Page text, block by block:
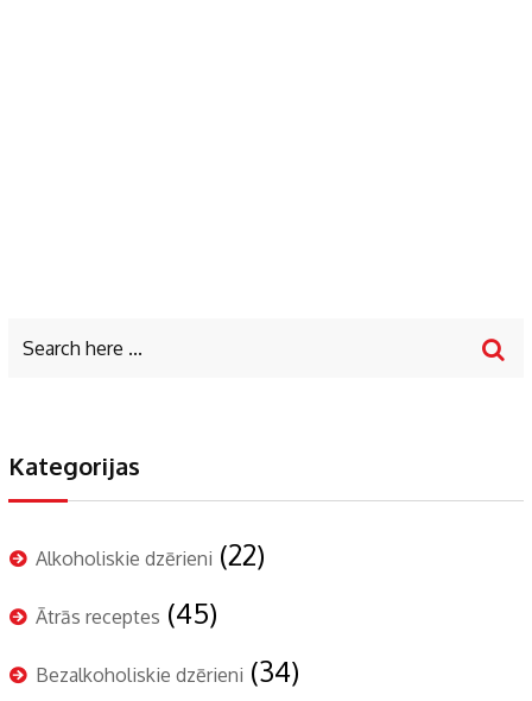
Kategorijas
Alkoholiskie dzērieni (22)
Ātrās receptes (45)
Bezalkoholiskie dzērieni (34)